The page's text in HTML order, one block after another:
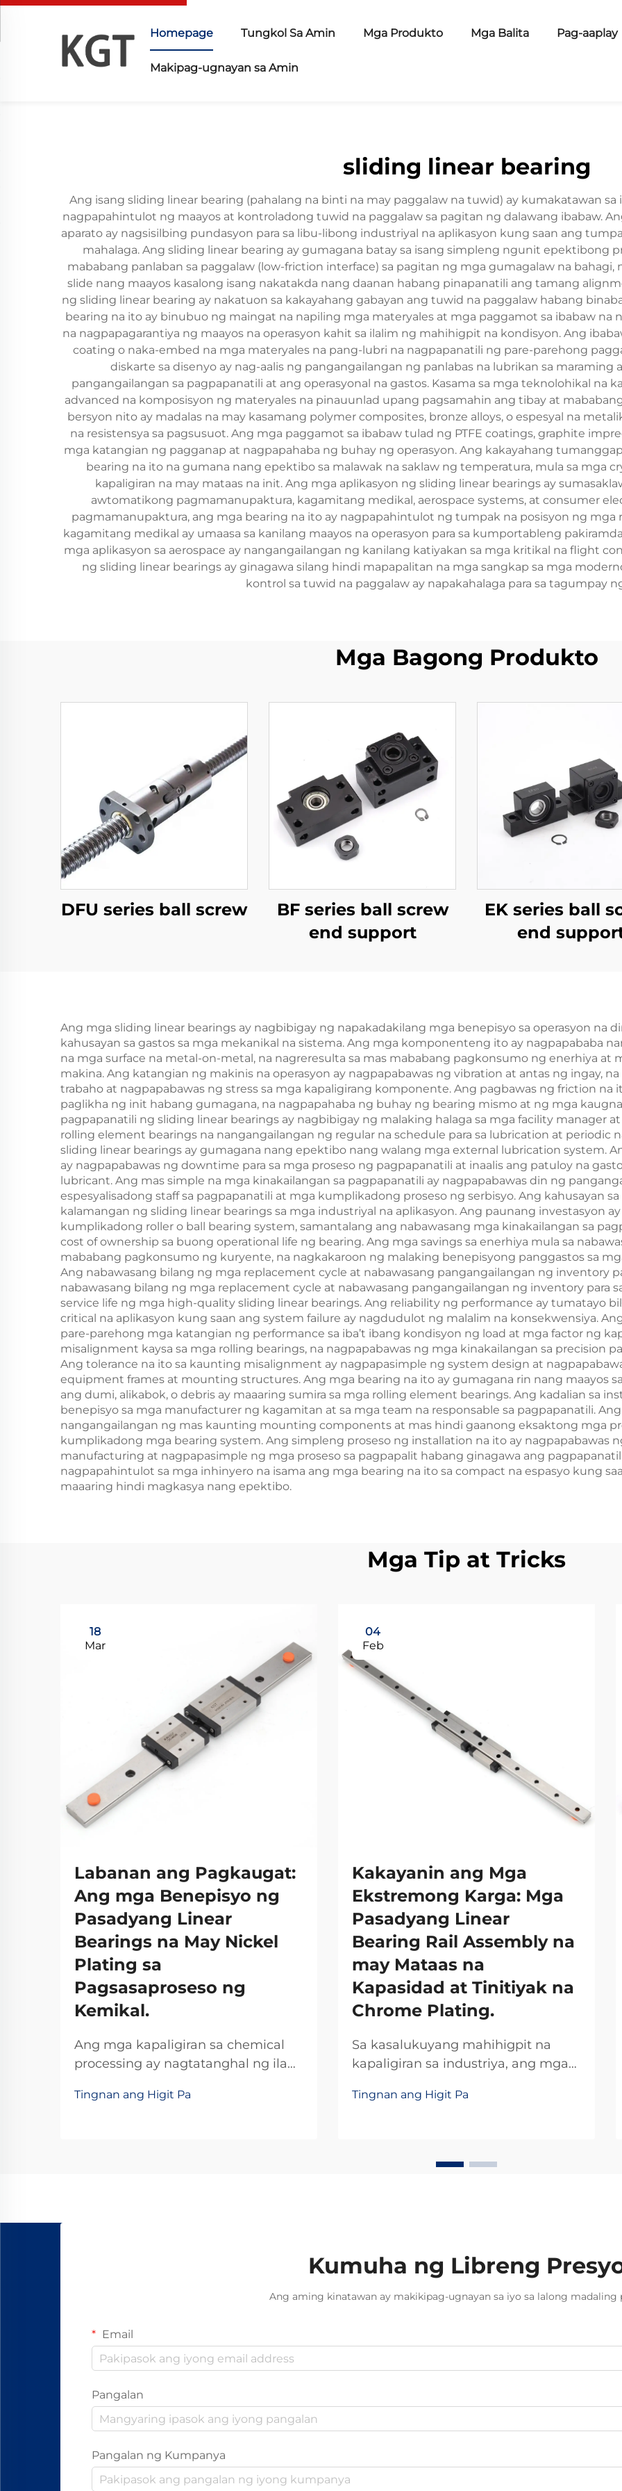
Homepage Tungkol Sa Amin Mga Produkto Mga Balita Pag-aaplay
Makipag-ugnayan sa Amin
sliding linear bearing
Ang isang sliding linear bearing (pahalang na binti na may paggalaw na tuwid) ay kumakatawan
nagpapahintulot ng maayos at kontroladong tuwid na paggalaw sa pagitan ng dalawang ibabaw.
aparato ay nagsisilbing pundasyon para sa libu-libong industriyal na aplikasyon kung saan ang
mahalaga. Ang sliding linear bearing ay gumagana batay sa isang simpleng ngunit epektibong
mababang panlaban sa paggalaw (low-friction interface) sa pagitan ng mga gumagalaw na
slide nang maayos kasalong isang nakatakda nang daanan habang pinapanatili ang tamang
ng sliding linear bearing ay nakatuon sa kakayahang gabayan ang tuwid na paggalaw habang
bearing na ito ay binubuo ng maingat na napiling mga materyales at mga paggamot sa ibabaw na
na nagpapagarantiya ng maayos na operasyon kahit sa ilalim ng mahihigpit na kondisyon. Ang
coating o naka-embed na mga materyales na pang-lubri na nagpapanatili ng pare-parehong
diskarte sa disenyo ay nag-aalis ng pangangailangan ng panlabas na lubrikan sa maraming
pangangailangan sa pagpapanatili at ang operasyonal na gastos. Kasama sa mga teknolohikal na
advanced na komposisyon ng materyales na pinauunlad upang pagsamahin ang tibay at
bersyon nito ay madalas na may kasamang polymer composites, bronze alloys, o espesyal na
na resistensya sa pagsusuot. Ang mga paggamot sa ibabaw tulad ng PTFE coatings, graphite
mga katangian ng pagganap at nagpapahaba ng buhay ng operasyon. Ang kakayahang
bearing na ito na gumana nang epektibo sa malawak na saklaw ng temperatura, mula sa mga
kapaligiran na may mataas na init. Ang mga aplikasyon ng sliding linear bearings ay
awtomatikong pagmamanupaktura, kagamitang medikal, aerospace systems, at consumer
pagmamanupaktura, ang mga bearing na ito ay nagpapahintulot ng tumpak na posisyon ng mga
kagamitang medikal ay umaasa sa kanilang maayos na operasyon para sa kumportableng
mga aplikasyon sa aerospace ay nangangailangan ng kanilang katiyakan sa mga kritikal na flight
ng sliding linear bearings ay ginagawa silang hindi mapapalitan na mga sangkap sa mga
kontrol sa tuwid na paggalaw ay napakahalaga para sa tagumpay
Mga Bagong Produkto
DFU series ball screw
BF series ball screw
end support
EK series ball
end
Ang mga sliding linear bearings ay nagbibigay ng napakadakilang mga benepisyo sa operasyon na
kahusayan sa gastos sa mga mekanikal na sistema. Ang mga komponenteng ito ay nagpapababa
na mga surface na metal-on-metal, na nagreresulta sa mas mababang pagkonsumo ng enerhiya at
makina. Ang katangian ng makinis na operasyon ay nagpapabawas ng vibration at antas ng ingay,
trabaho at nagpapabawas ng stress sa mga kapaligirang komponente. Ang pagbawas ng friction
paglikha ng init habang gumagana, na nagpapahaba ng buhay ng bearing mismo at ng mga
pagpapanatili ng sliding linear bearings ay nagbibigay ng malaking halaga sa mga facility manager
rolling element bearings na nangangailangan ng regular na schedule para sa lubrication at periodic
sliding linear bearings ay gumagana nang epektibo nang walang mga external lubrication system.
ay nagpapabawas ng downtime para sa mga proseso ng pagpapanatili at inaalis ang patuloy na
lubricant. Ang mas simple na mga kinakailangan sa pagpapanatili ay nagpapabawas din ng
espesyalisadong staff sa pagpapanatili at mga kumplikadong proseso ng serbisyo. Ang kahusayan
kalamangan ng sliding linear bearings sa mga industriyal na aplikasyon. Ang paunang investasyon
kumplikadong roller o ball bearing system, samantalang ang nabawasang mga kinakailangan sa
cost of ownership sa buong operational life ng bearing. Ang mga savings sa enerhiya mula sa
mababang pagkonsumo ng kuryente, na nagkakaroon ng malaking benepisyong panggastos sa
Ang nabawasang bilang ng mga replacement cycle at nabawasang pangangailangan ng inventory
nabawasang bilang ng mga replacement cycle at nabawasang pangangailangan ng inventory para
service life ng mga high-quality sliding linear bearings. Ang reliability ng performance ay tumatayo
critical na aplikasyon kung saan ang system failure ay nagdudulot ng malalim na konsekwensiya.
pare-parehong mga katangian ng performance sa iba’t ibang kondisyon ng load at mga factor ng
misalignment kaysa sa mga rolling bearings, na nagpapabawas ng mga kinakailangan sa precision
Ang tolerance na ito sa kaunting misalignment ay nagpapasimple ng system design at
equipment frames at mounting structures. Ang mga bearing na ito ay gumagana rin nang maayos
ang dumi, alikabok, o debris ay maaaring sumira sa mga rolling element bearings. Ang kadalian sa
benepisyo sa mga manufacturer ng kagamitan at sa mga team na responsable sa pagpapanatili.
nangangailangan ng mas kaunting mounting components at mas hindi gaanong eksaktong mga
kumplikadong mga bearing system. Ang simpleng proseso ng installation na ito ay nagpapabawas
manufacturing at nagpapasimple ng mga proseso sa pagpapalit habang ginagawa ang
nagpapahintulot sa mga inhinyero na isama ang mga bearing na ito sa compact na espasyo kung
maaaring hindi magkasya nang epektibo.
Mga Tip at Tricks
18
Mar
Labanan ang Pagkaugat:
Ang mga Benepisyo ng
Pasadyang Linear
Bearings na May Nickel
Plating sa
Pagsasaproseso ng
Kemikal.
Ang mga kapaligiran sa chemical
processing ay nagtatanghal ng ilan
operasyon para sa mga mekanikal
Tingnan ang Higit Pa
04
Feb
Kakayanin ang Mga
Ekstremong Karga: Mga
Pasadyang Linear
Bearing Rail Assembly na
may Mataas na
Kapasidad at Tinitiyak na
Chrome Plating.
Sa kasalukuyang mahihigpit na
kapaligiran sa industriya, ang mga
nangangailangan ng mga
Tingnan ang Higit Pa
Kumuha ng Libreng
Ang aming kinatawan ay makikipag-ugnayan sa iyo sa lalong madaling
Email
Pangalan
Pangalan ng Kumpanya